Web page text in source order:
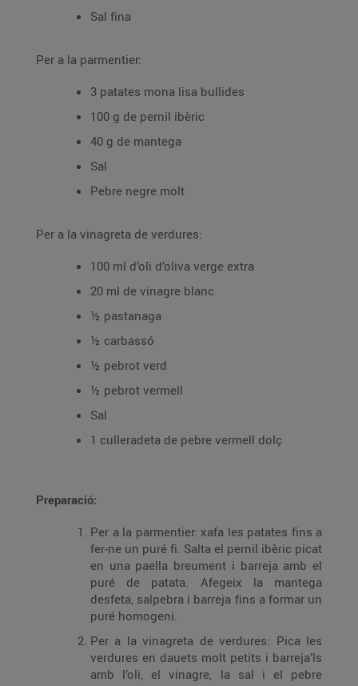
Sal fina
Per a la parmentier:
3 patates mona lisa bullides
100 g de pernil ibèric
40 g de mantega
Sal
Pebre negre molt
Per a la vinagreta de verdures:
100 ml d’oli d’oliva verge extra
20 ml de vinagre blanc
½ pastanaga
½ carbassó
½ pebrot verd
½ pebrot vermell
Sal
1 culleradeta de pebre vermell dolç
Preparació:
Per a la parmentier: xafa les patates fins a
fer-ne un puré fi. Salta el pernil ibèric picat
en una paella breument i barreja amb el
puré de patata. Afegeix la mantega
desfeta, salpebra i barreja fins a formar un
puré homogeni.
Per a la vinagreta de verdures: Pica les
verdures en dauets molt petits i barreja’ls
amb l’oli, el vinagre, la sal i el pebre